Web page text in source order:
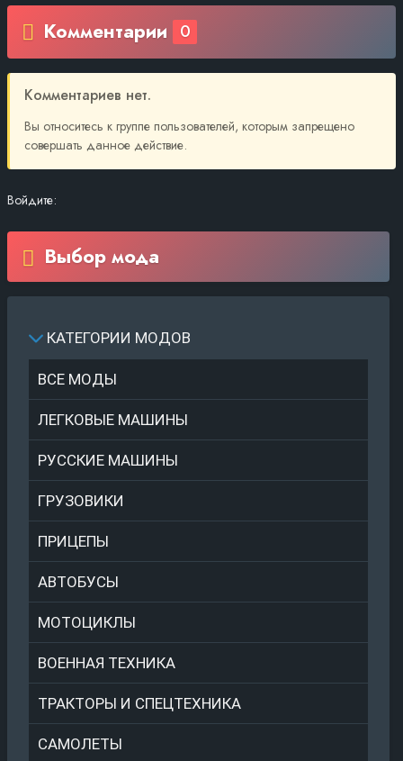
Комментарии 0
Комментариев нет.
Вы относитесь к группе пользователей, которым запрещено
совершать данное действие.
Войдите:
Выбор мода
КАТЕГОРИИ МОДОВ
ВСЕ МОДЫ
ЛЕГКОВЫЕ МАШИНЫ
РУССКИЕ МАШИНЫ
ГРУЗОВИКИ
ПРИЦЕПЫ
АВТОБУСЫ
МОТОЦИКЛЫ
ВОЕННАЯ ТЕХНИКА
ТРАКТОРЫ И СПЕЦТЕХНИКА
САМОЛЕТЫ